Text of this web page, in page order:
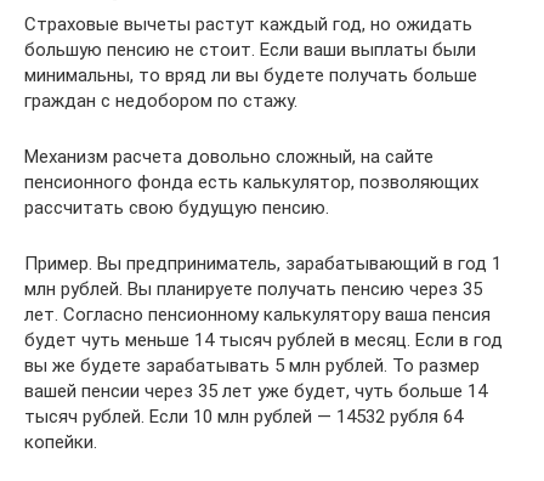
Страховые вычеты растут каждый год, но ожидать
большую пенсию не стоит. Если ваши выплаты были
минимальны, то вряд ли вы будете получать больше
граждан с недобором по стажу.
Механизм расчета довольно сложный, на сайте
пенсионного фонда есть калькулятор, позволяющих
рассчитать свою будущую пенсию.
Пример. Вы предприниматель, зарабатывающий в год 1
млн рублей. Вы планируете получать пенсию через 35
лет. Согласно пенсионному калькулятору ваша пенсия
будет чуть меньше 14 тысяч рублей в месяц. Если в год
вы же будете зарабатывать 5 млн рублей. То размер
вашей пенсии через 35 лет уже будет, чуть больше 14
тысяч рублей. Если 10 млн рублей — 14532 рубля 64
копейки.